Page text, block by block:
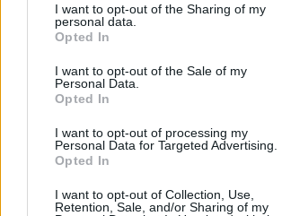
I want to opt-out of the Sharing of my
personal data.
Opted In
I want to opt-out of the Sale of my
Personal Data.
Opted In
I want to opt-out of processing my
Personal Data for Targeted Advertising.
Opted In
I want to opt-out of Collection, Use,
Retention, Sale, and/or Sharing of my